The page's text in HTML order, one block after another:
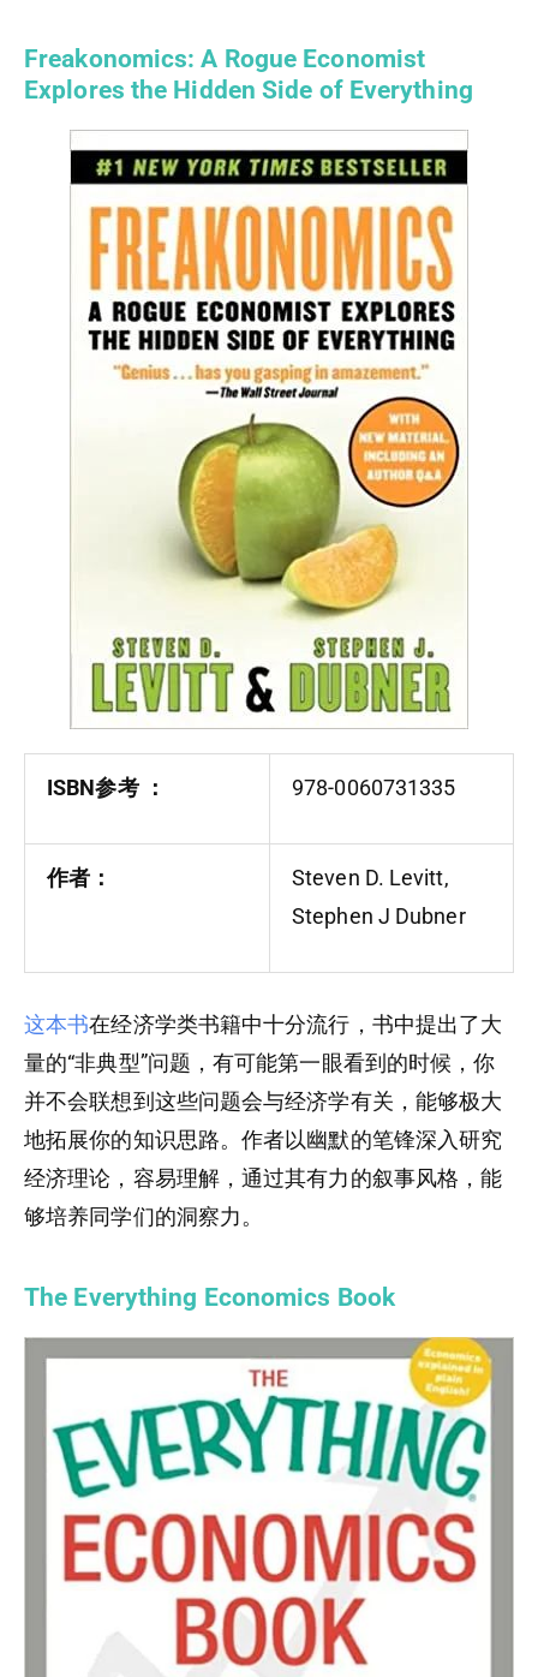
Freakonomics: A Rogue Economist
Explores the Hidden Side of Everything
ISBN参考‏ ： 978-0060731335
作者：
Steven D. Levitt,
Stephen J Dubner
这本书在经济学类书籍中十分流行，书中提出了大
量的“非典型”问题，有可能第一眼看到的时候，你
并不会联想到这些问题会与经济学有关，能够极大
地拓展你的知识思路。作者以幽默的笔锋深入研究
经济理论，容易理解，通过其有力的叙事风格，能
够培养同学们的洞察力。
The Everything Economics Book